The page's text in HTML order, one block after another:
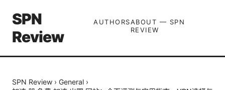
SPN
Review
AUTHORSABOUT — SPN
REVIEW
SPN Review › General ›